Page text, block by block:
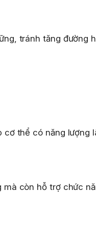
tránh tăng đường
thể có năng lượng
còn hỗ trợ chức